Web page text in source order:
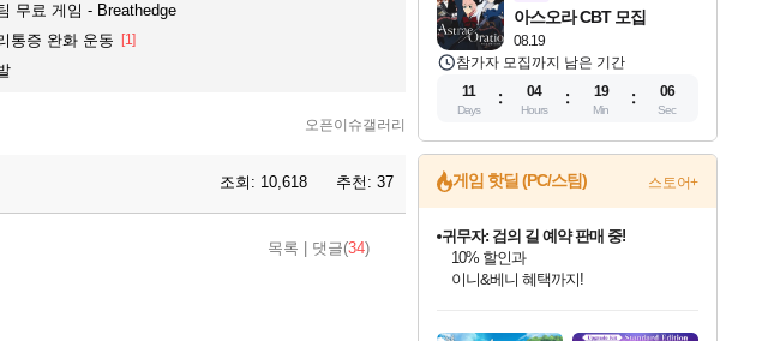
무료 게임 - Breathedge
통증 완화 운동 [1]
오픈이슈갤러리
조회: 10,618 추천: 37
목록 댓글(34)
08.19
아스오라 CBT 모집
참가자 모집까지 남은 기간
11
Days
04
Hours
19
Min
04
Sec
게임 핫딜 (PC/스팀) 스토어+
귀무자: 검의 길 예약 판매 중!
10% 할인과
이니&베니 혜택까지!